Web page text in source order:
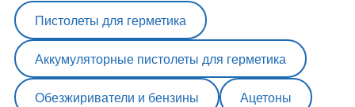
Пистолеты для герметика
Аккумуляторные пистолеты для герметика
Обезжириватели и бензины Ацетоны